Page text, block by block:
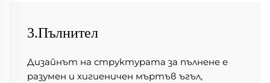
3.Пълнител
Дизайнът на структурата за пълнене е
разумен и хигиеничен мъртъв ъгъл,